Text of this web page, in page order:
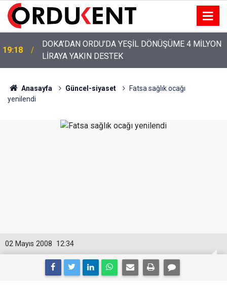
12:46
YENİ PARTİ’NİN ORDU’DAKİ 69 KİŞİLİK KURUCU
KADROSU AÇIKLANDI
Anasayfa Güncel-siyaset
Fatsa sağlık ocağı
yenilendi
12:34
02 Mayıs 2008